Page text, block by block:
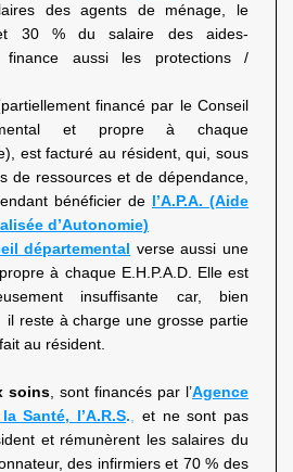
des agents de ménage, le
et 30 % du salaire des aides-
finance aussi les protections /
financé par le Conseil
et propre à chaque
est facturé au résident, qui, sous
de ressources et de dépendance,
bénéficier de l’A.P.A. (Aide
d’Autonomie)
départemental verse aussi une
à chaque E.H.P.A.D. Elle est
insuffisante car, bien
reste à charge une grosse partie
au résident.
soins, sont financés par l’Agence
Santé, l’A.R.S., et ne sont pas
et rémunèrent les salaires du
des infirmiers et 70 % des